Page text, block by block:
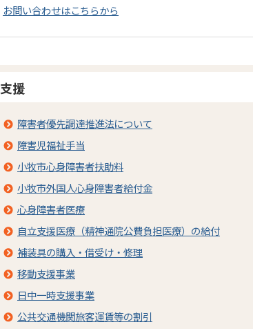
お問い合わせはこちらから
支援
障害者優先調達推進法について
障害児福祉手当
小牧市心身障害者扶助料
小牧市外国人心身障害者給付金
心身障害者医療
自立支援医療（精神通院公費負担医療）の給付
補装具の購入・借受け・修理
移動支援事業
日中一時支援事業
公共交通機関旅客運賃等の割引